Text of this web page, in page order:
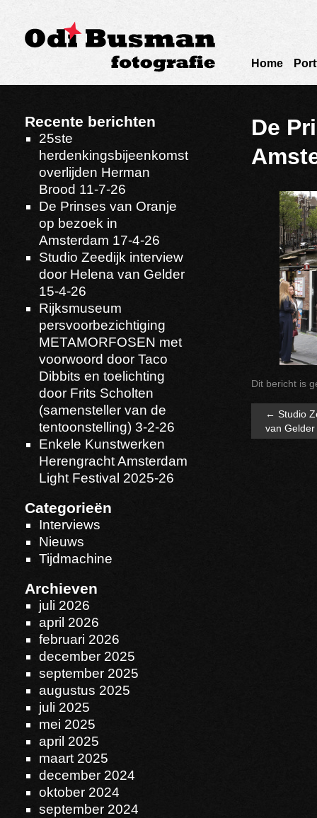
Home
De
Dit bericht is
← Studio
van
Recente berichten
25ste
herdenkingsbijeenkomst
overlijden Herman
Brood 11-7-26
De Prinses van Oranje
op bezoek in
Amsterdam 17-4-26
Studio Zeedijk interview
door Helena van Gelder
15-4-26
Rijksmuseum
persvoorbezichtiging
METAMORFOSEN met
voorwoord door Taco
Dibbits en toelichting
door Frits Scholten
(samensteller van de
tentoonstelling) 3-2-26
Enkele Kunstwerken
Herengracht Amsterdam
Light Festival 2025-26
Categorieën
Interviews
Nieuws
Tijdmachine
Archieven
juli 2026
april 2026
februari 2026
december 2025
september 2025
augustus 2025
juli 2025
mei 2025
april 2025
maart 2025
december 2024
oktober 2024
september 2024